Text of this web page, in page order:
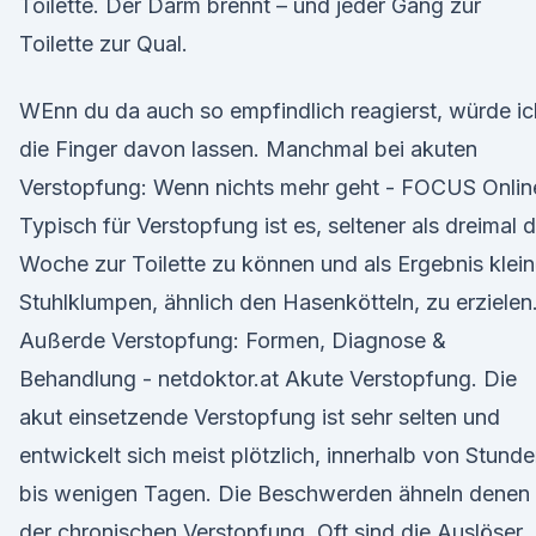
Toilette. Der Darm brennt – und jeder Gang zur
Toilette zur Qual.
WEnn du da auch so empfindlich reagierst, würde
die Finger davon lassen. Manchmal bei akuten
Verstopfung: Wenn nichts mehr geht - FOCUS
Typisch für Verstopfung ist es, seltener als dreimal
Woche zur Toilette zu können und als Ergebnis
Stuhlklumpen, ähnlich den Hasenkötteln, zu erzielen.
Außerde Verstopfung: Formen, Diagnose &
Behandlung - netdoktor.at Akute Verstopfung. Die
akut einsetzende Verstopfung ist sehr selten und
entwickelt sich meist plötzlich, innerhalb von
bis wenigen Tagen. Die Beschwerden ähneln denen